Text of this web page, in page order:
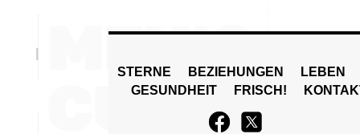
STERNE BEZIEHUNGEN
LEBEN
GESUNDHEIT
FRISCH!